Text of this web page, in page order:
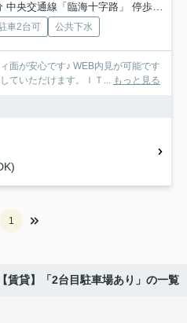
央交通線「臨海十字路」 停歩5分
車2台可 公共下水
面が安心です♪ WEB内見が可能です
ていただけます。ＩＴ... もっと見る
1
【賃貸】「2台目駐車場あり」の一覧